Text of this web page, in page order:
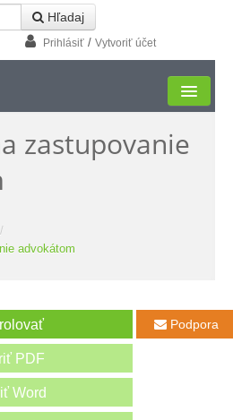
 Hľadaj
Prihlásiť/ Vytvoriť účet
zastupovanie
/
advokátom
PDF
Word
 Podpora